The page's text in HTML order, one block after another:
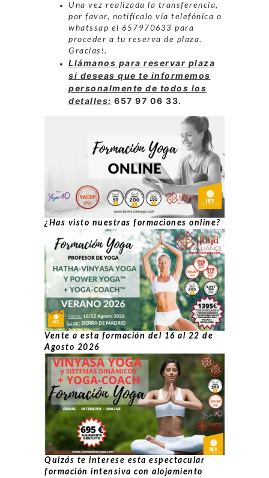
Una vez realizada la transferencia,
por favor, notifícalo vía telefónica o
whatssap el 657970633 para
proceder a tu reserva de plaza.
Gracias!.
Llámanos para reservar plaza
si deseas que te informemos
personalmente de todos los
detalles: 657 97 06 33.
¿Has visto nuestras formaciones online?
Vente a esta formación del 16 al 22 de
Agosto 2026
Quizás te interese esta espectacular
formación intensiva con alojamiento